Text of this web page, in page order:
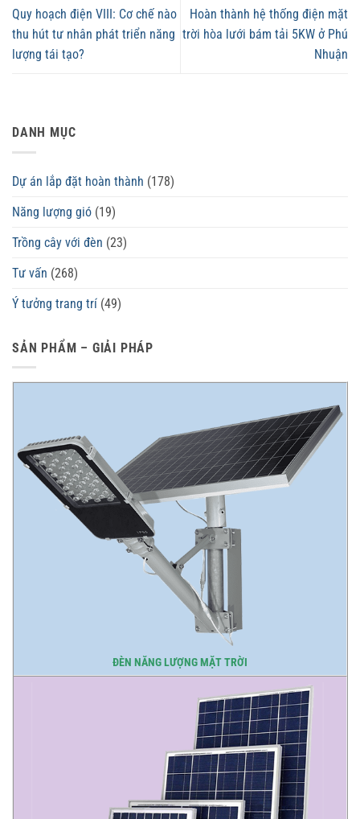
Quy hoạch điện VIII: Cơ chế nào
thu hút tư nhân phát triển năng
lượng tái tạo?
Hoàn thành hệ thống điện mặt
trời hòa lưới bám tải 5KW ở Phú
Nhuận
DANH MỤC
Dự án lắp đặt hoàn thành (178)
Năng lượng gió (19)
Trồng cây với đèn (23)
Tư vấn (268)
Ý tưởng trang trí (49)
SẢN PHẨM – GIẢI PHÁP
ĐÈN NĂNG LƯỢNG MẶT TRỜI